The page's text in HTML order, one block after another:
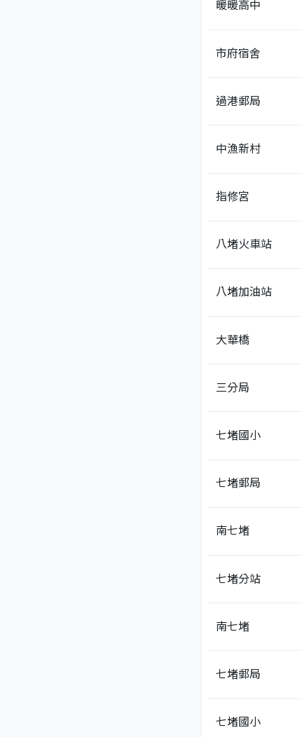
暖暖高中
市府宿舍
過港郵局
中漁新村
指修宮
八堵火車站
八堵加油站
大華橋
三分局
七堵國小
七堵郵局
南七堵
七堵分站
南七堵
七堵郵局
七堵國小